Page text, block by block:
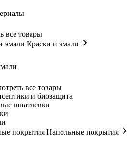
все товары
Краски и эмали
все товары
и биозащита
шпатлевки
Напольные покрытия